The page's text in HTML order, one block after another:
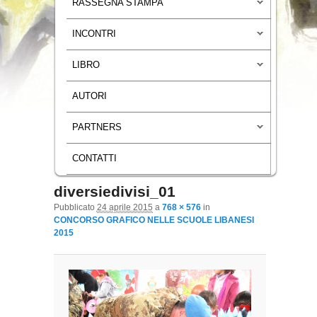
RASSEGNA STAMPA
INCONTRI
LIBRO
AUTORI
PARTNERS
CONTATTI
Navigazione immagini
diversiedivisi_01
Pubblicato 24 aprile 2015 a 768 × 576in
CONCORSO GRAFICO NELLE SCUOLE LIBANESI
2015